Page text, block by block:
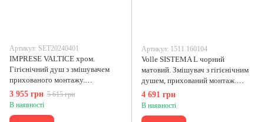
Артикул: SET20240401
IMPRESE VALTICE хром.
Гігієнічний душ з змішувачем
прихованого монтажу.
SET20240401
3 955 грн 5 615 грн
В наявності
Артикул: 1511.160104
Volle SISTEMA L чорний
матовий. Змішувач з гігієнічним
душем, прихований монтаж.
1511.160104
4 691 грн
В наявності